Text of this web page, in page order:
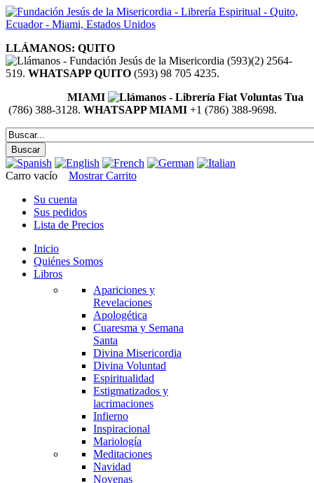
LLÁMANOS: QUITO
(593)(2) 2564-
519. WHATSAPP QUITO (593) 98 705 4235.
MIAMI
(786) 388-3128. WHATSAPP MIAMI +1 (786) 388-9698.
Carro vacío
Mostrar Carrito
Su cuenta
Sus pedidos
Lista de Precios
Inicio
Quiénes Somos
Libros
Apariciones y
Revelaciones
Apologética
Cuaresma y Semana
Santa
Divina Misericordia
Divina Voluntad
Espiritualidad
Estigmatizados y
lacrimaciones
Infierno
Inspiracional
Mariología
Meditaciones
Navidad
Novenas